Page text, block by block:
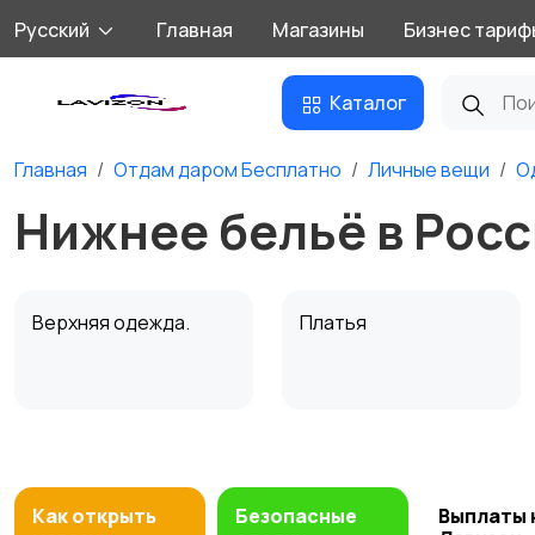
Русский Главная Магазины Бизнес
Каталог
Главная Отдам даром Бесплатно Личные вещи
Нижнее бельё в
Верхняя одежда. Платья
кардиганы
Как открыть
Безопасные
Выплаты